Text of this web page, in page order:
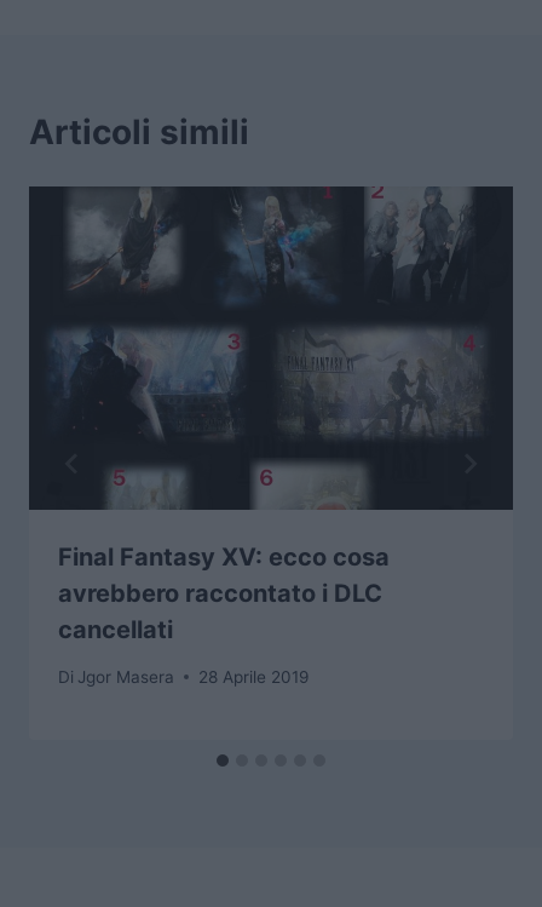
Articoli simili
Final Fantasy XV: ecco cosa
avrebbero raccontato i DLC
cancellati
Di Jgor Masera 28 Aprile 2019